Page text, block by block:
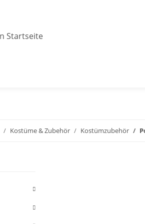
Kostüme & Zubehör Kostümzubehör